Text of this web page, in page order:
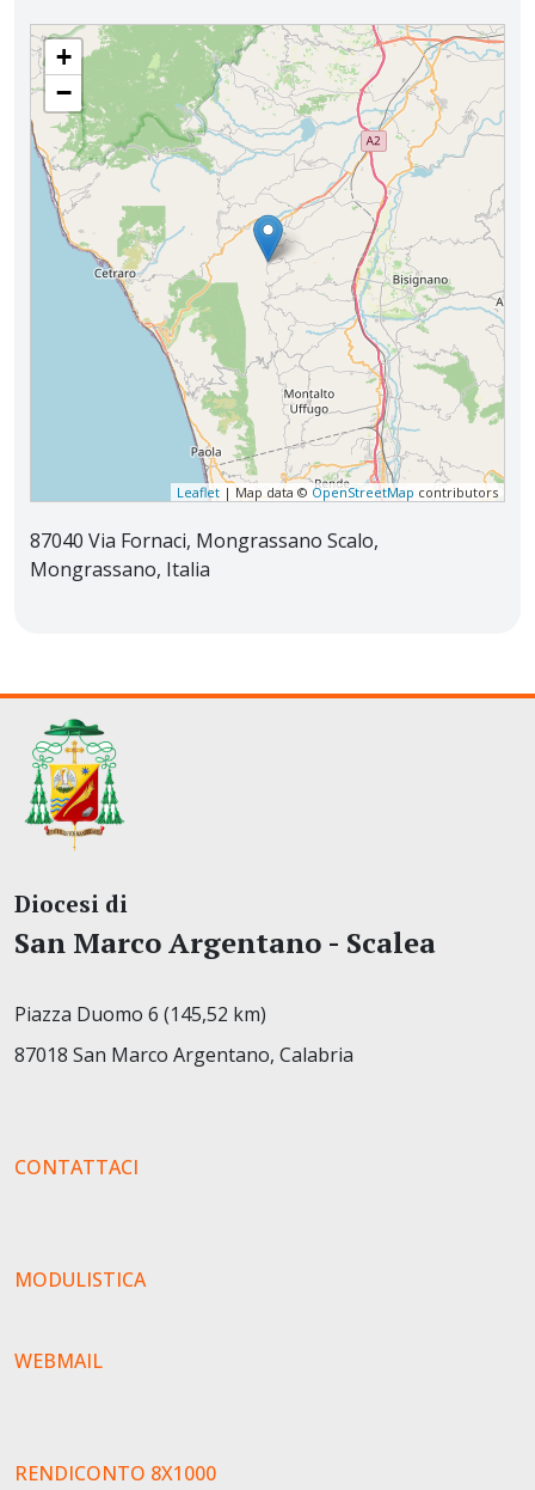
PARROCCHIA SAN FRANCESCO DI PAOLA
+
−
Leaflet | Map data © OpenStreetMap contributors
87040 Via Fornaci, Mongrassano Scalo,
Mongrassano, Italia
Diocesi di
San Marco Argentano - Scalea
Piazza Duomo 6 (145,52 km)
87018 San Marco Argentano, Calabria
CONTATTACI
MODULISTICA
WEBMAIL
RENDICONTO 8X1000